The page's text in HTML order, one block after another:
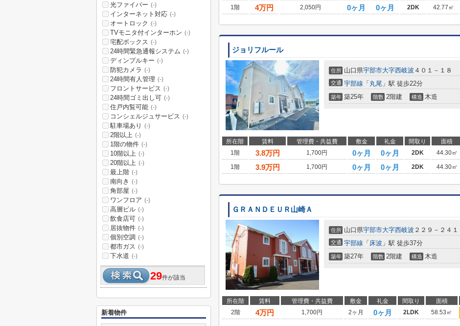
1階
4万円 2,050円 0ヶ月 0ヶ月 2DK 42.77㎡
ジョリフルール
住所 山口県宇部市大字西岐波 ４０１－１８
交通 宇部線 「 丸尾 」駅 徒歩22分
築年 築25年 階数 2階建 構造 木造
所在階 賃料 管理費・共益費 敷金 礼金 間取り 面積
1階
3.8万円 1,700円 0ヶ月 0ヶ月 2DK 44.30㎡
1階
3.9万円 1,700円 0ヶ月 0ヶ月 2DK 44.30㎡
ＧＲＡＮＤＥＵＲ山崎Ａ
住所 山口県宇部市大字西岐波 ２２９－２４１
交通 宇部線 「 床波 」駅 徒歩37分
築年 築27年 階数 2階建 構造 木造
所在階 賃料 管理費・共益費 敷金 礼金 間取り 面積
2階
4万円 1,700円 2ヶ月 0ヶ月 2LDK 58.53㎡
光ファイバー (-)
インターネット対応 (-)
オートロック (-)
TVモニタ付インターホン (-)
宅配ボックス (-)
24時間緊急通報システム (-)
ディンプルキー (-)
防犯カメラ (-)
24時間有人管理 (-)
フロントサービス (-)
24時間ゴミ出し可 (-)
住戸内覧可能 (-)
コンシェルジュサービス (-)
駐車場あり (-)
2階以上 (-)
1階の物件 (-)
10階以上 (-)
20階以上 (-)
最上階 (-)
南向き (-)
角部屋 (-)
ワンフロア (-)
高層ビル (-)
飲食店可 (-)
居抜物件 (-)
個別空調 (-)
都市ガス (-)
下水道 (-)
29件が該当
新着物件